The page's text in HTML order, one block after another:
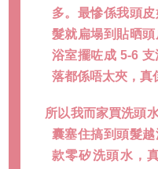
多。最慘係我頭
髮就扁塌到貼晒
浴室擺咗成 5-6
落都係唔太夾，真
所以我而家買洗頭
囊塞住搞到頭髮
款零矽洗頭水，